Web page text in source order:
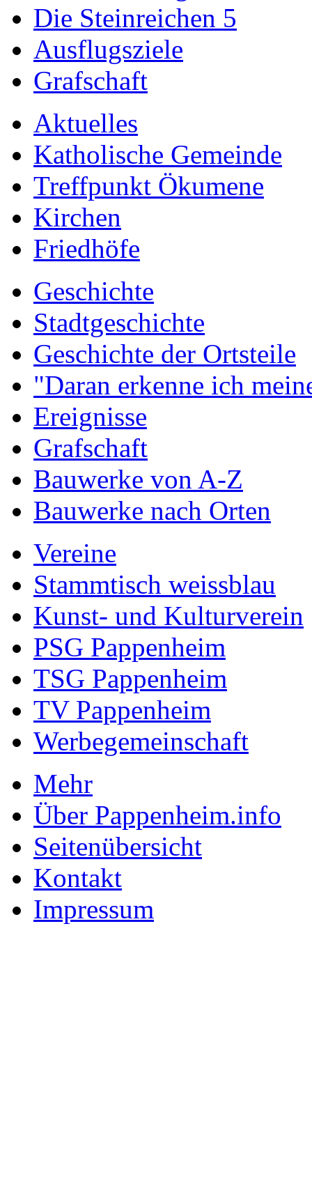
Die Steinreichen 5
Ausflugsziele
Grafschaft
Aktuelles
Katholische Gemeinde
Treffpunkt Ökumene
Kirchen
Friedhöfe
Geschichte
Stadtgeschichte
Geschichte der Ortsteile
"Daran erkenne ich
Ereignisse
Grafschaft
Bauwerke von A-Z
Bauwerke nach Orten
Vereine
Stammtisch weissblau
Kunst- und Kulturverein
PSG Pappenheim
TSG Pappenheim
TV Pappenheim
Werbegemeinschaft
Mehr
Über Pappenheim.info
Seitenübersicht
Kontakt
Impressum